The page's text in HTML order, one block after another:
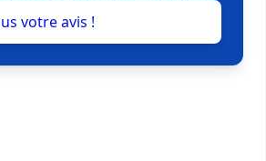
votre avis !